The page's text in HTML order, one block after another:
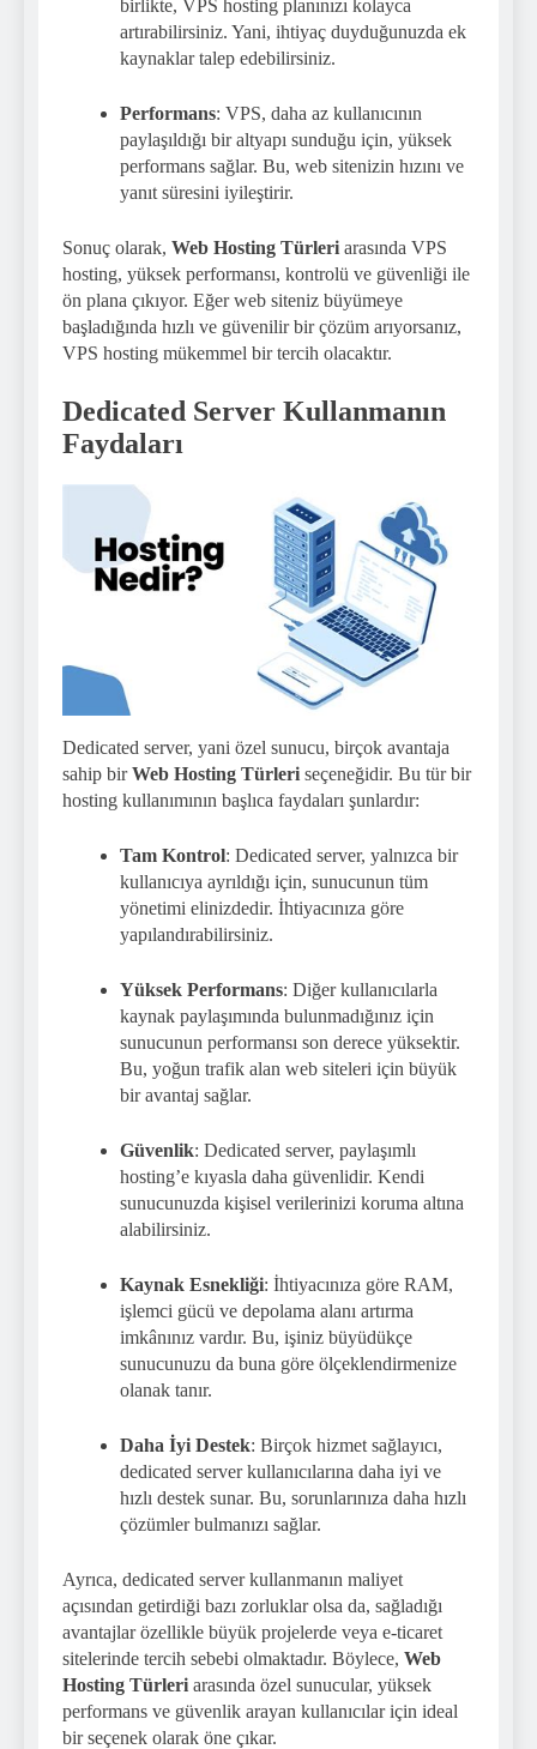
birlikte, VPS hosting planınızı kolayca
artırabilirsiniz. Yani, ihtiyaç duyduğunuzda ek
kaynaklar talep edebilirsiniz.
Performans: VPS, daha az kullanıcının
paylaşıldığı bir altyapı sunduğu için, yüksek
performans sağlar. Bu, web sitenizin hızını ve
yanıt süresini iyileştirir.
Sonuç olarak, Web Hosting Türleri arasında VPS
hosting, yüksek performansı, kontrolü ve güvenliği ile
ön plana çıkıyor. Eğer web siteniz büyümeye
başladığında hızlı ve güvenilir bir çözüm arıyorsanız,
VPS hosting mükemmel bir tercih olacaktır.
Dedicated Server Kullanmanın
Faydaları
Dedicated server, yani özel sunucu, birçok avantaja
sahip birWeb Hosting Türleri seçeneğidir. Bu tür bir
hosting kullanımının başlıca faydaları şunlardır:
Tam Kontrol: Dedicated server, yalnızca bir
kullanıcıya ayrıldığı için, sunucunun tüm
yönetimi elinizdedir. İhtiyacınıza göre
yapılandırabilirsiniz.
Yüksek Performans: Diğer kullanıcılarla
kaynak paylaşımında bulunmadığınız için
sunucunun performansı son derece yüksektir.
Bu, yoğun trafik alan web siteleri için büyük
bir avantaj sağlar.
Güvenlik: Dedicated server, paylaşımlı
hosting’e kıyasla daha güvenlidir. Kendi
sunucunuzda kişisel verilerinizi koruma altına
alabilirsiniz.
Kaynak Esnekliği: İhtiyacınıza göre RAM,
işlemci gücü ve depolama alanı artırma
imkânınız vardır. Bu, işiniz büyüdükçe
sunucunuzu da buna göre ölçeklendirmenize
olanak tanır.
Daha İyi Destek: Birçok hizmet sağlayıcı,
dedicated server kullanıcılarına daha iyi ve
hızlı destek sunar. Bu, sorunlarınıza daha hızlı
çözümler bulmanızı sağlar.
Ayrıca, dedicated server kullanmanın maliyet
açısından getirdiği bazı zorluklar olsa da, sağladığı
avantajlar özellikle büyük projelerde veya e-ticaret
sitelerinde tercih sebebi olmaktadır. Böylece, Web
Hosting Türleri arasında özel sunucular, yüksek
performans ve güvenlik arayan kullanıcılar için ideal
bir seçenek olarak öne çıkar.